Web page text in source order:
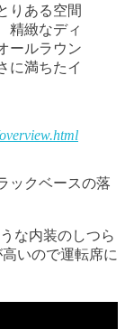
りある空間
精緻なディ
ールラウン
に満ちたイ
ックベースの落
な内装のしつら
いので運転席に